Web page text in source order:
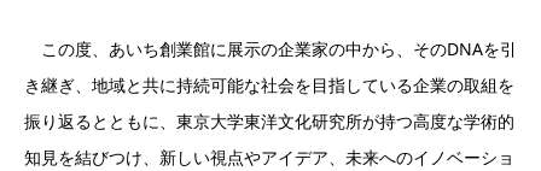
この度、あいち創業館に展示の企業家の中から、そのDNAを引
き継ぎ、地域と共に持続可能な社会を目指している企業の取組を
振り返るとともに、東京大学東洋文化研究所が持つ高度な学術的
知見を結びつけ、新しい視点やアイデア、未来へのイノベーショ